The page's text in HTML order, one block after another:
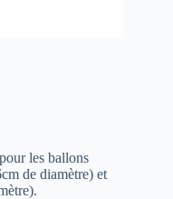
pour les ballons
de diamètre) et